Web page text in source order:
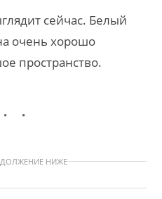
сейчас. Белый
очень хорошо
пространство.
НИЖЕ